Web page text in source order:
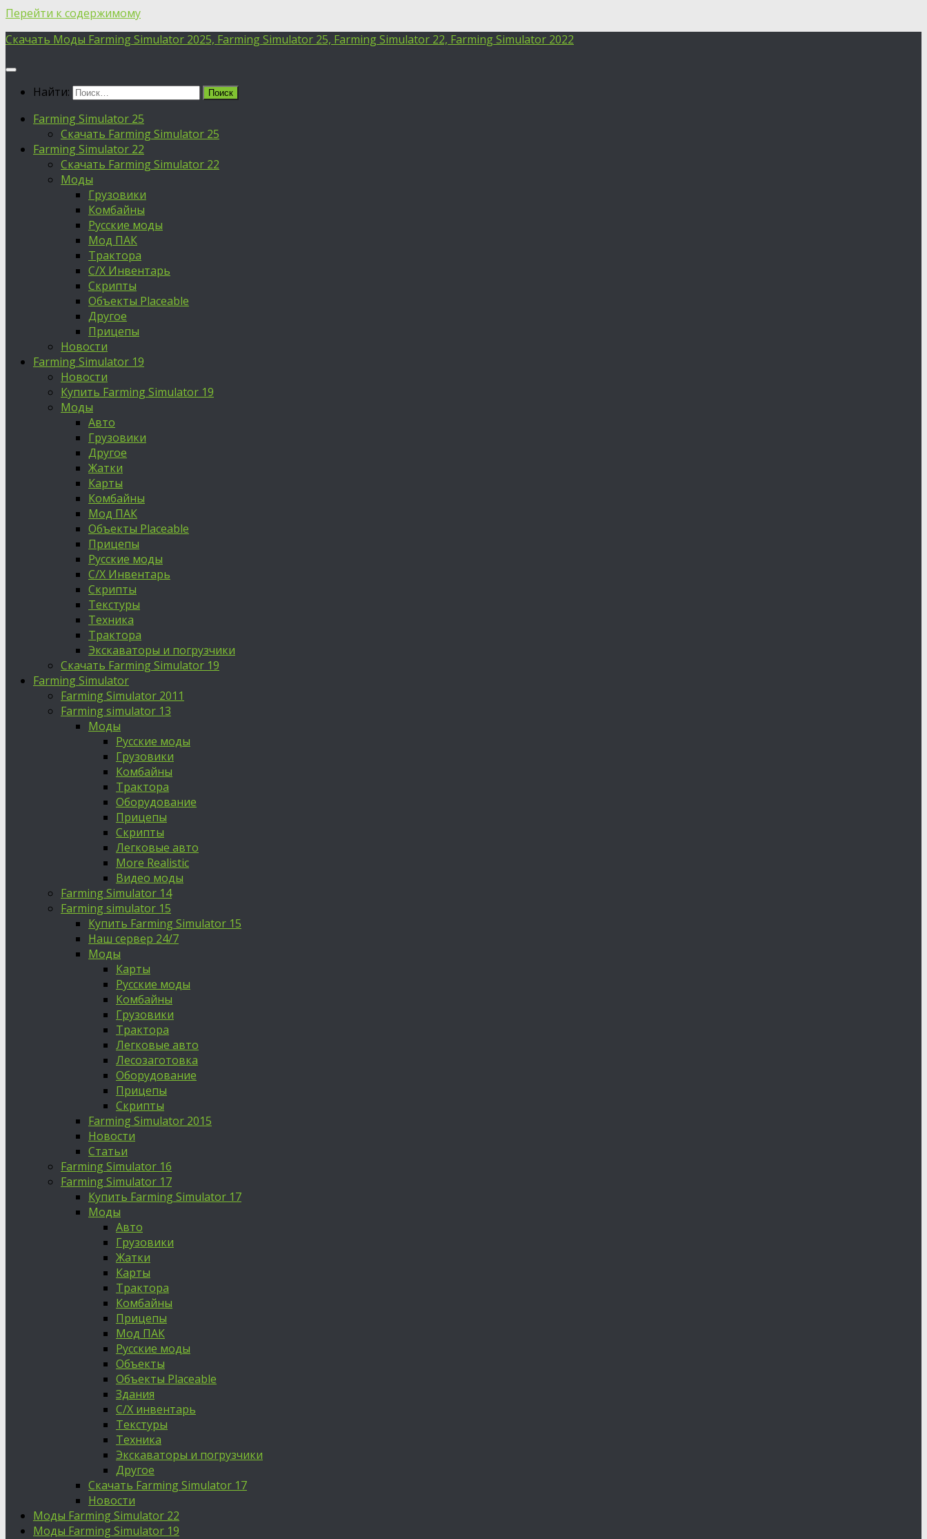
Перейти к содержимому
Скачать Моды Farming Simulator 2025, Farming Simulator 25, Farming Simulator 22, Farming Simulator 2022
Найти:
Farming Simulator 25
Скачать Farming Simulator 25
Farming Simulator 22
Скачать Farming Simulator 22
Моды
Грузовики
Комбайны
Русские моды
Мод ПАК
Трактора
С/Х Инвентарь
Скрипты
Объекты Placeable
Другое
Прицепы
Новости
Farming Simulator 19
Новости
Купить Farming Simulator 19
Моды
Авто
Грузовики
Другое
Жатки
Карты
Комбайны
Мод ПАК
Объекты Placeable
Прицепы
Русские моды
С/Х Инвентарь
Скрипты
Текстуры
Техника
Трактора
Экскаваторы и погрузчики
Скачать Farming Simulator 19
Farming Simulator
Farming Simulator 2011
Farming simulator 13
Моды
Русские моды
Грузовики
Комбайны
Трактора
Оборудование
Прицепы
Скрипты
Легковые авто
More Realistic
Видео моды
Farming Simulator 14
Farming simulator 15
Купить Farming Simulator 15
Наш сервер 24/7
Моды
Карты
Русские моды
Комбайны
Грузовики
Трактора
Легковые авто
Лесозаготовка
Оборудование
Прицепы
Скрипты
Farming Simulator 2015
Новости
Статьи
Farming Simulator 16
Farming Simulator 17
Купить Farming Simulator 17
Моды
Авто
Грузовики
Жатки
Карты
Трактора
Комбайны
Прицепы
Мод ПАК
Русские моды
Объекты
Объекты Placeable
Здания
С/Х инвентарь
Текстуры
Техника
Экскаваторы и погрузчики
Другое
Скачать Farming Simulator 17
Новости
Моды Farming Simulator 22
Моды Farming Simulator 19